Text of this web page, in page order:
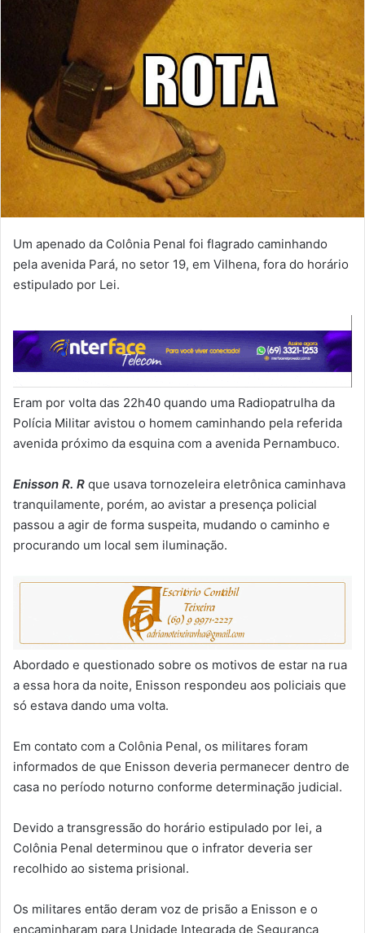
Um apenado da Colônia Penal foi flagrado caminhando
pela avenida Pará, no setor 19, em Vilhena, fora do horário
estipulado por Lei.
Eram por volta das 22h40 quando uma Radiopatrulha da
Polícia Militar avistou o homem caminhando pela referida
avenida próximo da esquina com a avenida Pernambuco.
Enisson R. R que usava tornozeleira eletrônica caminhava
tranquilamente, porém, ao avistar a presença policial
passou a agir de forma suspeita, mudando o caminho e
procurando um local sem iluminação.
Abordado e questionado sobre os motivos de estar na rua
a essa hora da noite, Enisson respondeu aos policiais que
só estava dando uma volta.
Em contato com a Colônia Penal, os militares foram
informados de que Enisson deveria permanecer dentro de
casa no período noturno conforme determinação judicial.
Devido a transgressão do horário estipulado por lei, a
Colônia Penal determinou que o infrator deveria ser
recolhido ao sistema prisional.
Os militares então deram voz de prisão a Enisson e o
encaminharam para Unidade Integrada de Segurança